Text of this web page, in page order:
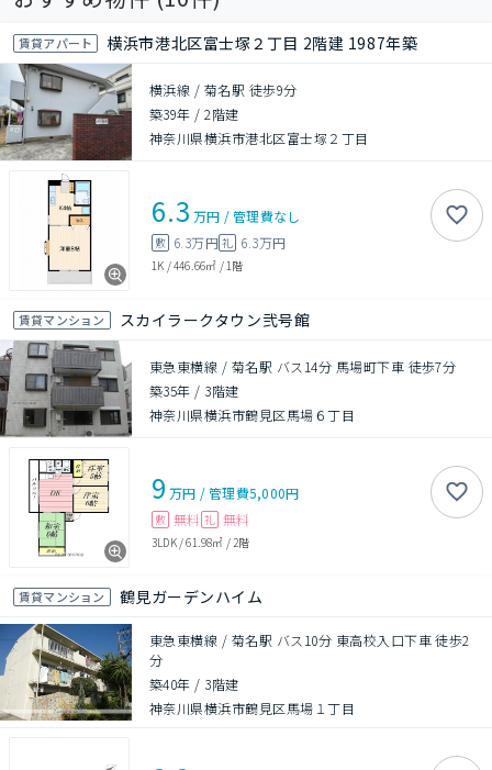
賃貸アパート 横浜市港北区富士塚２丁目 2階建 1987年築
横浜線 / 菊名駅 徒歩9分
築39年 /2階建
神奈川県横浜市港北区富士塚２丁目
6.3 万円 /管理費なし
敷 6.3万円礼 6.3万円
1K /446.66㎡ / 1階
賃貸マンション スカイラークタウン弐号館
東急東横線 / 菊名駅 バス14分 馬場町下車 徒歩7分
築35年 / 3階建
神奈川県横浜市鶴見区馬場６丁目
9 万円 /管理費5,000円
敷 無料 礼 無料
3LDK/61.98㎡ / 2階
賃貸マンション 鶴見ガーデンハイム
東急東横線 / 菊名駅 バス10分 東高校入口下車 徒歩2
分
築40年 / 3階建
神奈川県横浜市鶴見区馬場１丁目